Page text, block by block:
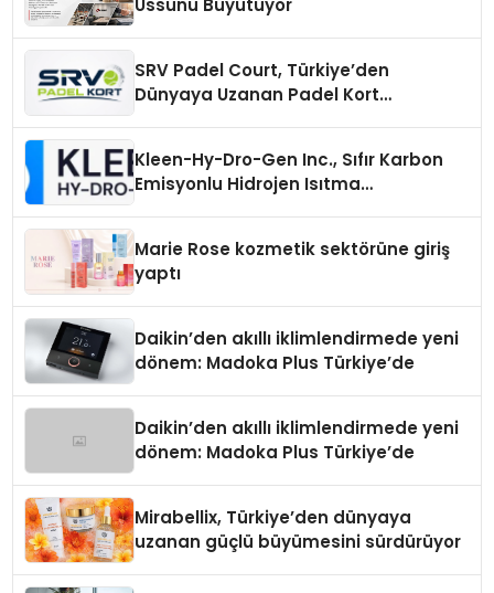
Üssünü Büyütüyor
SRV Padel Court, Türkiye’den
Dünyaya Uzanan Padel Kort
Kleen-Hy-Dro-Gen Inc., Sıfır Karbon
Emisyonlu Hidrojen Isıtma
Marie Rose kozmetik sektörüne giriş
yaptı
Daikin’den akıllı iklimlendirmede yeni
dönem: Madoka Plus Türkiye’de
Daikin’den akıllı iklimlendirmede yeni
dönem: Madoka Plus Türkiye’de
Mirabellix, Türkiye’den dünyaya
uzanan güçlü büyümesini sürdürüyor